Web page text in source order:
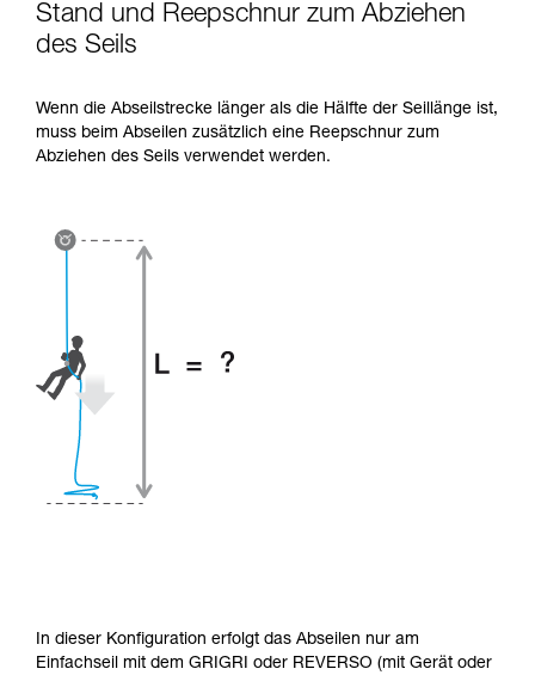
Stand und Reepschnur zum Abziehen
des Seils
Wenn die Abseilstrecke länger als die Hälfte der Seillänge ist,
muss beim Abseilen zusätzlich eine Reepschnur zum
Abziehen des Seils verwendet werden.
In dieser Konfiguration erfolgt das Abseilen nur am
Einfachseil mit dem GRIGRI oder REVERSO (mit Gerät oder